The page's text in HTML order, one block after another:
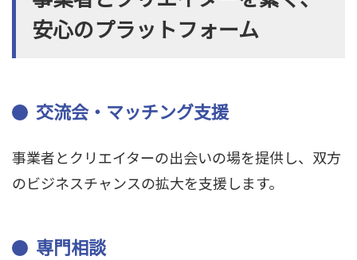
安心のプラットフォーム
交流会・マッチング支援
事業者とクリエイターの出会いの場を提供し、双方
のビジネスチャンスの拡大を支援します。
専門相談